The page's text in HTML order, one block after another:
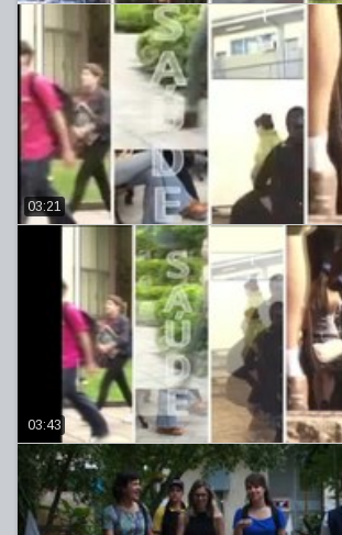
03:21
03:43